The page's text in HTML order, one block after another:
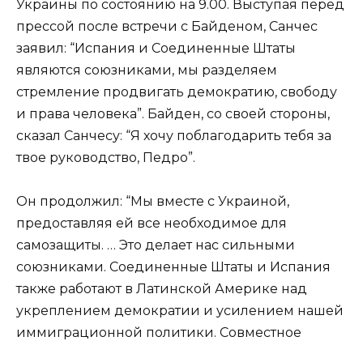
Украины по состоянию на 9.00. Выступая перед
прессой после встречи с Байденом, Санчес
заявил: “Испания и Соединенные Штаты
являются союзниками, мы разделяем
стремление продвигать демократию, свободу
и права человека”. Байден, со своей стороны,
сказал Санчесу: “Я хочу поблагодарить тебя за
твое руководство, Педро”.
Он продолжил: “Мы вместе с Украиной,
предоставляя ей все необходимое для
самозащиты. … Это делает нас сильными
союзниками. Соединенные Штаты и Испания
также работают в Латинской Америке над
укреплением демократии и усилением нашей
иммиграционной политики. Совместное